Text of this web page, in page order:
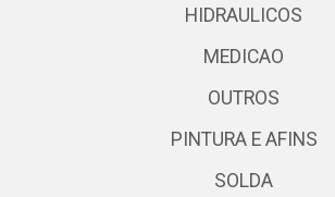
HIDRAULICOS
MEDICAO
OUTROS
PINTURA E AFINS
SOLDA